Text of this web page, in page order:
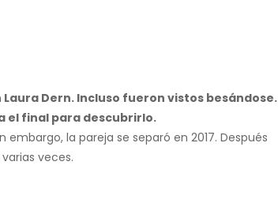
Dern. Incluso fueron vistos besándose.
el final para descubrirlo.
embargo, la pareja se separó en 2017. Después
veces.